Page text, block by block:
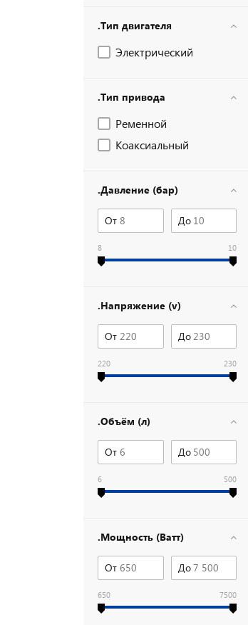
.Тип двигателя
Электрический
.Тип привода
Ременной
Коаксиальный
.Давление (бар)
От До
8 10
.Напряжение (v)
От До
220 230
.Объём (л)
От До
6 500
.Мощность (Ватт)
От До
650 7500